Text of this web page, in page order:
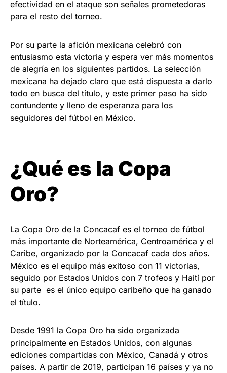
efectividad en el ataque son señales prometedoras
para el resto del torneo.
Por su parte la afición mexicana celebró con
entusiasmo esta victoria y espera ver más momentos
de alegría en los siguientes partidos. La selección
mexicana ha dejado claro que está dispuesta a darlo
todo en busca del título, y este primer paso ha sido
contundente y lleno de esperanza para los
seguidores del fútbol en México.
¿Qué es la Copa
Oro?
La Copa Oro de la Concacaf es el torneo de fútbol
más importante de Norteamérica, Centroamérica y el
Caribe, organizado por la Concacaf cada dos años.
México es el equipo más exitoso con 11 victorias,
seguido por Estados Unidos con 7 trofeos y Haití por
su parte es el único equipo caribeño que ha ganado
el título.
Desde 1991 la Copa Oro ha sido organizada
principalmente en Estados Unidos, con algunas
ediciones compartidas con México, Canadá y otros
países. A partir de 2019, participan 16 países y ya no